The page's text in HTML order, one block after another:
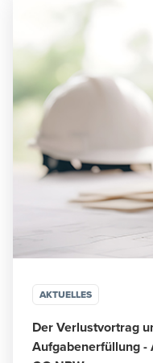
AKTUELLES
Der Verlustvortrag
Aufgabenerfüllung -